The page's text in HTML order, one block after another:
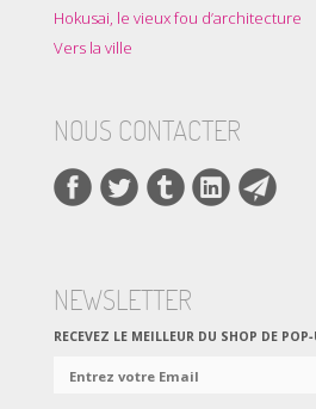
Hokusai, le vieux fou d’architecture
Vers la ville
NOUS CONTACTER
NEWSLETTER
RECEVEZ LE MEILLEUR DU SHOP DE